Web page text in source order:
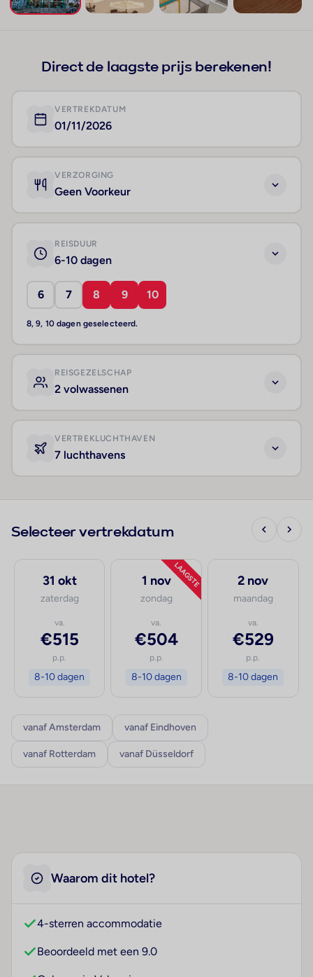
Direct de laagste prijs berekenen!
VERTREKDATUM
01/11/2026
VERZORGING
Geen Voorkeur
REISDUUR
6-10 dagen
6 7 8 9 10
8, 9, 10 dagen geselecteerd.
REISGEZELSCHAP
2 volwassenen
VERTREKLUCHTHAVEN
7 luchthavens
Selecteer vertrekdatum
31 okt
zaterdag
va.
€515
p.p.
8-10 dagen
LAAGSTE
1 nov
zondag
va.
€504
p.p.
8-10 dagen
2 nov
maandag
va.
€529
p.p.
8-10 dagen
vanaf Amsterdam vanaf Eindhoven
vanaf Rotterdam vanaf Düsseldorf
Waarom dit hotel?
4-sterren accommodatie
Beoordeeld met een 9.0